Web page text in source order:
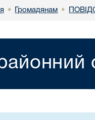
• Громадянам •